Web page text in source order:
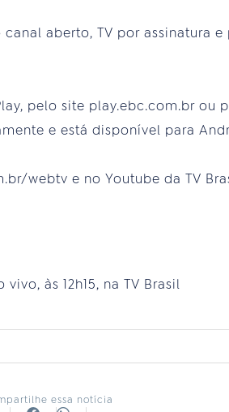
aberto, TV por assinatura
pelo site play.ebc.com.br ou
e está disponível para
webtv e no Youtube da TV
às 12h15, na TV Brasil
essa notícia